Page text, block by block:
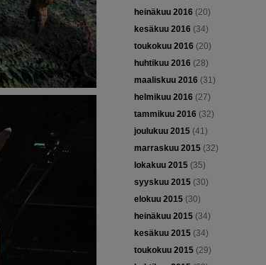
heinäkuu 2016 (20)
kesäkuu 2016 (34)
toukokuu 2016 (20)
huhtikuu 2016 (28)
maaliskuu 2016 (31)
helmikuu 2016 (27)
tammikuu 2016 (32)
joulukuu 2015(41)
marraskuu 2015(32)
lokakuu 2015(35)
syyskuu 2015(30)
elokuu 2015(30)
heinäkuu 2015(34)
kesäkuu 2015(34)
toukokuu 2015(29)